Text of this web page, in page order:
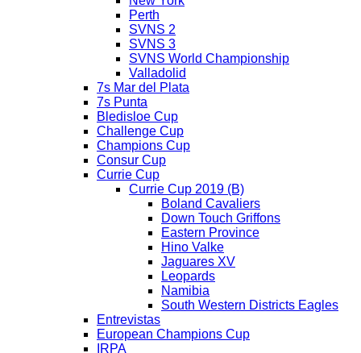
Perth
SVNS 2
SVNS 3
SVNS World Championship
Valladolid
7s Mar del Plata
7s Punta
Bledisloe Cup
Challenge Cup
Champions Cup
Consur Cup
Currie Cup
Currie Cup 2019 (B)
Boland Cavaliers
Down Touch Griffons
Eastern Province
Hino Valke
Jaguares XV
Leopards
Namibia
South Western Districts Eagles
Entrevistas
European Champions Cup
IRPA